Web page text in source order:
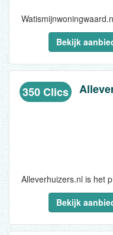
Bekijk
350 Clics
Bekijk